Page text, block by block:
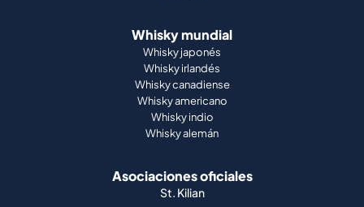
Whisky mundial
Whisky japonés
Whisky irlandés
Whisky canadiense
Whisky americano
Whisky indio
Whisky alemán
Asociaciones oficiales
St. Kilian